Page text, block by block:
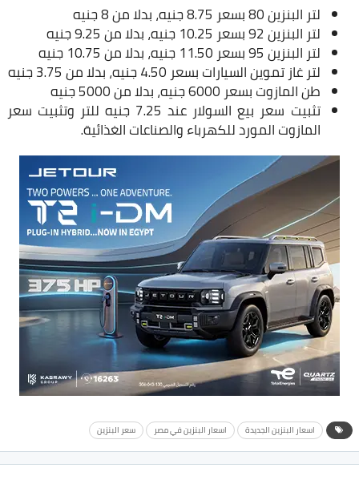
لتر البنزين 80 بسعر 8.75 جنيه، بدلا من 8 جنيه
لتر البنزين 92 بسعر 10.25 جنيه، بدلا من 9.25 جنيه
لتر البنزين 95 بسعر 11.50 جنيه، بدلا من 10.75 جنيه
لتر غاز تموين السيارات بسعر 4.50 جنيه، بدلا من 3.75 جنيه
طن المازوت بسعر 6000 جنيه، بدلا من 5000 جنيه
تثبيت سعر بيع السولار عند 7.25 جنيه للتر وتثبيت سعر
المازوت المورد للكهرباء والصناعات الغذائية.
اسعار البنزين الجديدة اسعار البنزين في مصر سعر البنزين